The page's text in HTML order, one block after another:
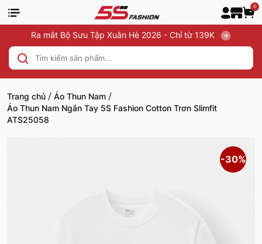
0
Ra mắt Bộ Sưu Tập Xuân Hè 2026 - Chỉ từ 139K
Trang chủ / Áo Thun Nam /
Áo Thun Nam Ngắn Tay 5S Fashion Cotton Trơn Slimfit
ATS25058
-30%